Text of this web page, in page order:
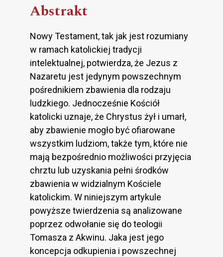
Abstrakt
Nowy Testament, tak jak jest rozumiany
w ramach katolickiej tradycji
intelektualnej, potwierdza, że Jezus z
Nazaretu jest jedynym powszechnym
pośrednikiem zbawienia dla rodzaju
ludzkiego. Jednocześnie Kościół
katolicki uznaje, że Chrystus żył i umarł,
aby zbawienie mogło być ofiarowane
wszystkim ludziom, także tym, które nie
mają bezpośrednio możliwości przyjęcia
chrztu lub uzyskania pełni środków
zbawienia w widzialnym Kościele
katolickim. W niniejszym artykule
powyższe twierdzenia są analizowane
poprzez odwołanie się do teologii
Tomasza z Akwinu. Jaka jest jego
koncepcja odkupienia i powszechnej